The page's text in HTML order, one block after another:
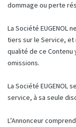
dommage ou perte
La Société EUGENOL
tiers sur le Service,
qualité de ce
omissions.
La Société EUGENOL
service, à sa seule
L’Annonceur